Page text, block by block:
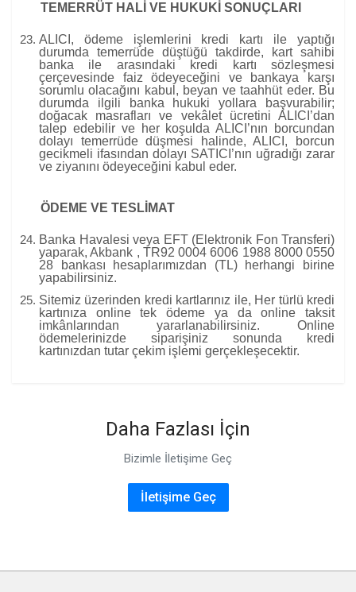
TEMERRÜT HALİ VE HUKUKİ SONUÇLARI
ALICI, ödeme işlemlerini kredi kartı ile yaptığı
durumda temerrüde düştüğü takdirde, kart sahibi
banka ile arasındaki kredi kartı sözleşmesi
çerçevesinde faiz ödeyeceğini ve bankaya karşı
sorumlu olacağını kabul, beyan ve taahhüt eder. Bu
durumda ilgili banka hukuki yollara başvurabilir;
doğacak masrafları ve vekâlet ücretini ALICI’dan
talep edebilir ve her koşulda ALICI’nın borcundan
dolayı temerrüde düşmesi halinde, ALICI, borcun
gecikmeli ifasından dolayı SATICI’nın uğradığı zarar
ve ziyanını ödeyeceğini kabul eder.
ÖDEME VE TESLİMAT
Banka Havalesi veya EFT (Elektronik Fon Transferi)
yaparak, Akbank , TR92 0004 6006 1988 8000 0550
28 bankası hesaplarımızdan (TL) herhangi birine
yapabilirsiniz.
Sitemiz üzerinden kredi kartlarınız ile, Her türlü kredi
kartınıza online tek ödeme ya da online taksit
imkânlarından yararlanabilirsiniz. Online
ödemelerinizde siparişiniz sonunda kredi
kartınızdan tutar çekim işlemi gerçekleşecektir.
Daha Fazlası İçin
Bizimle İletişime Geç
İletişime Geç